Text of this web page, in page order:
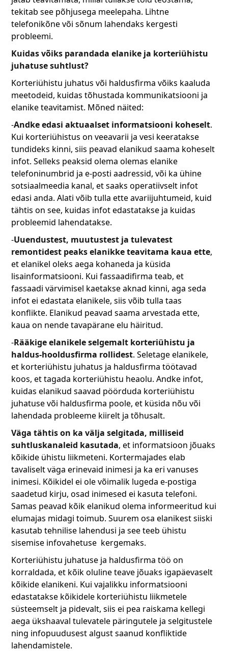
tekitab see põhjusega meelepaha. Lihtne
telefonikõne või sõnum lahendaks kergesti
probleemi.
Kuidas võiks parandada elanike ja korteriühistu
juhatuse suhtlust?
Korteriühistu juhatus või haldusfirma võiks kaaluda
meetodeid, kuidas tõhustada kommunikatsiooni ja
elanike teavitamist. Mõned näited:
-Andke edasi aktuaalset informatsiooni koheselt.
Kui korteriühistus on veeavarii ja vesi keeratakse
tundideks kinni, siis peavad elanikud saama koheselt
infot. Selleks peaksid olema olemas elanike
telefoninumbrid ja e-posti aadressid, või ka ühine
sotsiaalmeedia kanal, et saaks operatiivselt infot
edasi anda. Alati võib tulla ette avariijuhtumeid, kuid
tähtis on see, kuidas infot edastatakse ja kuidas
probleemid lahendatakse.
-Uuendustest, muutustest ja tulevatest
remontidest peaks elanikke teavitama kaua ette,
et elanikel oleks aega kohaneda ja küsida
lisainformatsiooni. Kui fassaadifirma teab, et
fassaadi värvimisel kaetakse aknad kinni, aga seda
infot ei edastata elanikele, siis võib tulla taas
konflikte. Elanikud peavad saama arvestada ette,
kaua on nende tavapärane elu häiritud.
-Rääkige elanikele selgemalt korteriühistu ja
haldus-hooldusfirma rollidest. Seletage elanikele,
et korteriühistu juhatus ja haldusfirma töötavad
koos, et tagada korteriühistu heaolu. Andke infot,
kuidas elanikud saavad pöörduda korteriühistu
juhatuse või haldusfirma poole, et küsida nõu või
lahendada probleeme kiirelt ja tõhusalt.
Väga tähtis on ka välja selgitada, milliseid
suhtluskanaleid kasutada, et informatsioon jõuaks
kõikide ühistu liikmeteni. Kortermajades elab
tavaliselt väga erinevaid inimesi ja ka eri vanuses
inimesi. Kõikidel ei ole võimalik lugeda e-postiga
saadetud kirju, osad inimesed ei kasuta telefoni.
Samas peavad kõik elanikud olema informeeritud kui
elumajas midagi toimub. Suurem osa elanikest siiski
kasutab tehnilise lahendusi ja see teeb ühistu
sisemise infovahetuse kergemaks.
Korteriühistu juhatuse ja haldusfirma töö on
korraldada, et kõik oluline teave jõuaks igapäevaselt
kõikide elanikeni. Kui vajalikku informatsiooni
edastatakse kõikidele korteriühistu liikmetele
süsteemselt ja pidevalt, siis ei pea raiskama kellegi
aega ükshaaval tulevatele päringutele ja selgitustele
ning infopuudusest algust saanud konfliktide
lahendamistele.